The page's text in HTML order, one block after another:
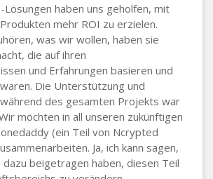
haben uns geholfen, mit
mehr ROI zu erzielen.
was wir wollen, haben sie
die auf ihren
und Erfahrungen basieren und
Die Unterstützung und
des gesamten Projekts war
möchten in all unseren zukünftigen
(ein Teil von Ncrypted
Ja, ich kann sagen,
dazu beigetragen haben, diesen Teil